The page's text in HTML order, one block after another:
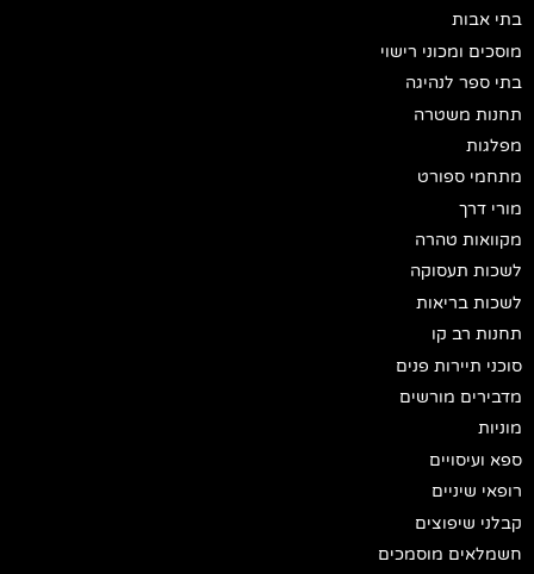
בתי אבות
מוסכים ומכוני רישוי
בתי ספר לנהיגה
תחנות משטרה
מפלגות
מתחמי ספורט
מורי דרך
מקוואות טהרה
לשכות תעסוקה
לשכות בריאות
תחנות רב קו
סוכני תיירות פנים
מדבירים מורשים
מוניות
ספא ועיסויים
רופאי שיניים
קבלני שיפוצים
חשמלאים מוסמכים